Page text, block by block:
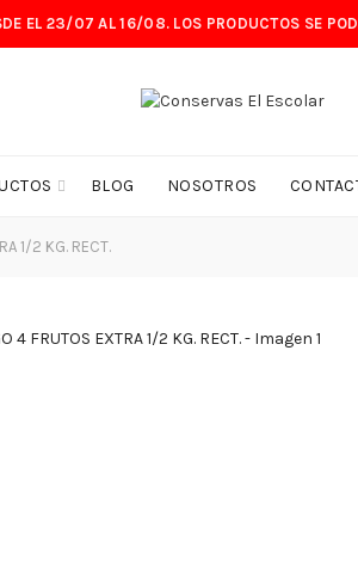
EL 23/07 AL 16/08. LOS PRODUCTOS SE
BLOG NOSOTROS
1/2 KG. RECT.